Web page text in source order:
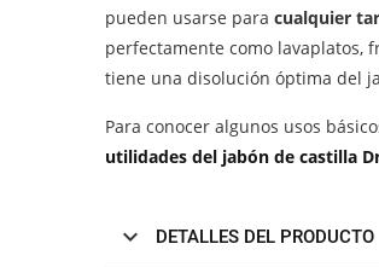
pueden usarse para cualquier
perfectamente como lavaplatos,
tiene una disolución óptima del
Para conocer algunos usos
utilidades del jabón de castilla
DETALLES DEL PRODUCTO